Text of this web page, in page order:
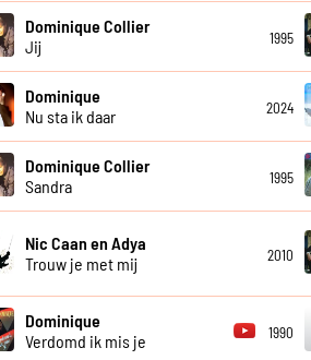
Dominique Collier
Jij
1995
Dominique
Nu sta ik daar
2024
Dominique Collier
Sandra
1995
Nic Caan en Adya
Trouw je met mij
2010
Dominique
Verdomd ik mis je
1990